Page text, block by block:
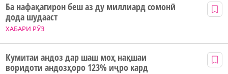
ХАБАРИ РӮЗ
Ба нафақагирон беш аз ду миллиард сомонӣ
дода шудааст
Кумитаи андоз дар шаш моҳ нақшаи
воридоти андозҳоро 123% иҷро кард